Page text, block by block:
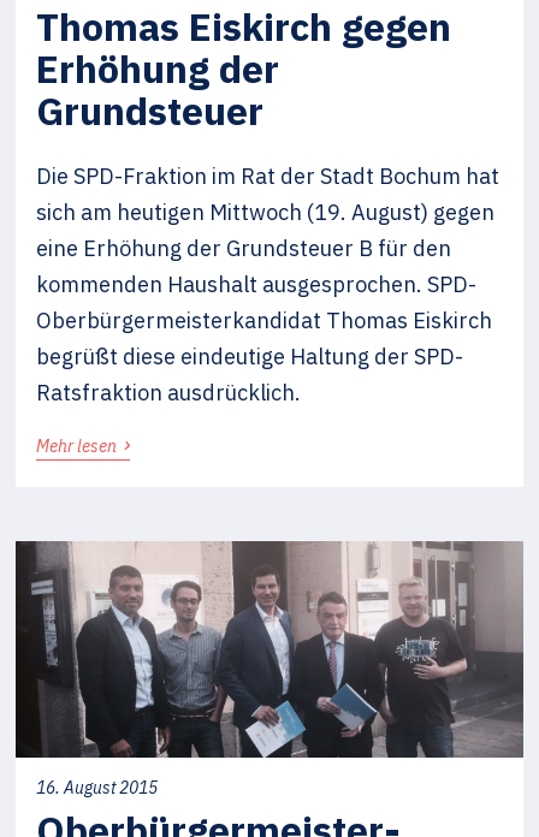
Thomas Eiskirch gegen
Erhöhung der
Grundsteuer
Die SPD-Fraktion im Rat der Stadt Bochum hat
sich am heutigen Mittwoch (19. August) gegen
eine Erhöhung der Grundsteuer B für den
kommenden Haushalt ausgesprochen. SPD-
Oberbürgermeisterkandidat Thomas Eiskirch
begrüßt diese eindeutige Haltung der SPD-
Ratsfraktion ausdrücklich.
Mehr lesen ›
16. August 2015